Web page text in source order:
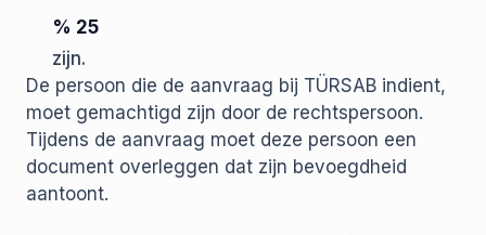
% 25
zijn.
De persoon die de aanvraag bij TÜRSAB indient,
moet gemachtigd zijn door de rechtspersoon.
Tijdens de aanvraag moet deze persoon een
document overleggen dat zijn bevoegdheid
aantoont.